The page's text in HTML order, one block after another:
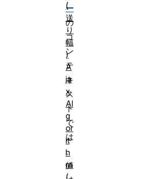
ー
の
コ
ン
テ
キ
ス
ト
で
は
、
値
(
送
り
幅
)
A
ja
x
Al
g
or
it
h
m